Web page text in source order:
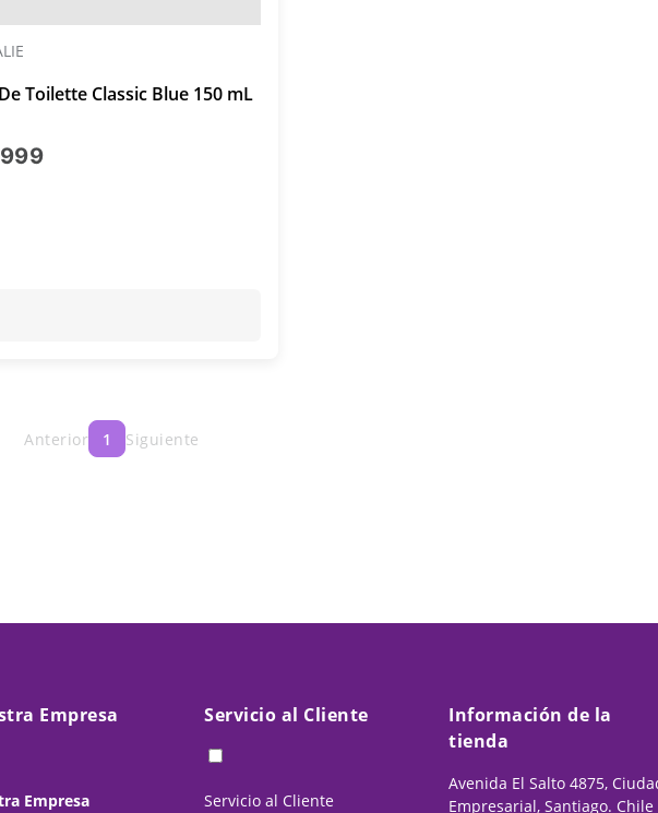
Toilette Classic Blue 150 mL
precio actual $5.999
Anterior 1 Siguiente
Empresa
Empresa
Servicio al Cliente
Servicio al Cliente
Información de la
tienda
Avenida El Salto 4875,
Empresarial, Santiago. Chile